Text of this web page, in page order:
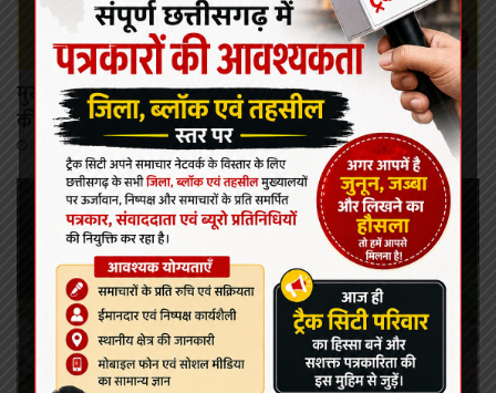
कोरबा
मुख्यमंत्री विष्णु देव साय ने महतारी वंदन योजना की 30वीं किश्त
की राशि महिलाओं के खातों में की अंतरित
August 7, 2026